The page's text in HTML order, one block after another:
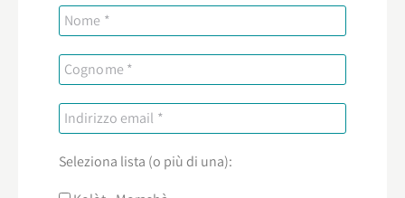
Seleziona lista (o più di una):